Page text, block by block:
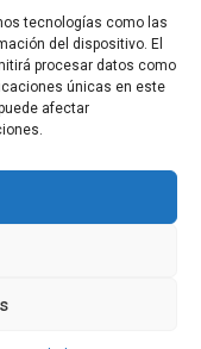
tecnologías como las
del dispositivo. El
procesar datos como
únicas en este
afectar
Rubí
reserved. Powered